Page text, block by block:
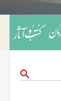
search